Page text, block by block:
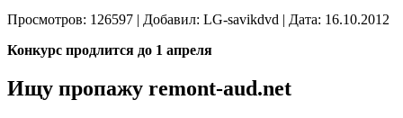
Просмотров: 126597 | Добавил: LG-savikdvd | Дата: 16.10.2012
Конкурс продлится до 1 апреля
Ищу пропажу remont-aud.net